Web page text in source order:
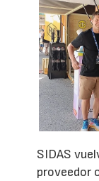
SIDAS
proveedor